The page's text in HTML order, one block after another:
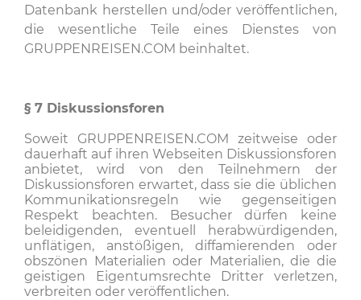
Datenbank herstellen und/oder veröffentlichen,
die wesentliche Teile eines Dienstes von
GRUPPENREISEN.COM beinhaltet.
§ 7 Diskussionsforen
Soweit GRUPPENREISEN.COM zeitweise oder
dauerhaft auf ihren Webseiten Diskussionsforen
anbietet, wird von den Teilnehmern der
Diskussionsforen erwartet, dass sie die üblichen
Kommunikationsregeln wie gegenseitigen
Respekt beachten. Besucher dürfen keine
beleidigenden, eventuell herabwürdigenden,
unflätigen, anstößigen, diffamierenden oder
obszönen Materialien oder Materialien, die die
geistigen Eigentumsrechte Dritter verletzen,
verbreiten oder veröffentlichen.